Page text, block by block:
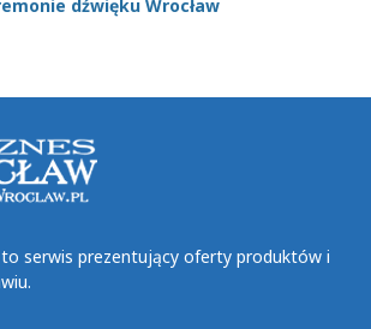
dźwięku Wrocław
to serwis prezentujący oferty produktów i